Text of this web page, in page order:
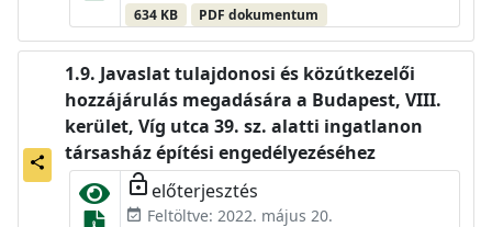
634 KB PDF dokumentum
share
Javaslat tulajdonosi és közútkezelői
hozzájárulás megadására a Budapest, VIII.
kerület, Víg utca 39. sz. alatti ingatlanon
társasház építési engedélyezéséhez
lock_open előterjesztés
event_available Feltöltve: 2022. május 20.